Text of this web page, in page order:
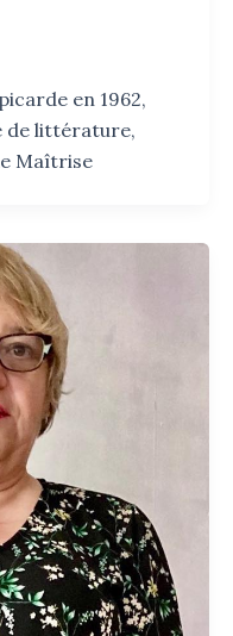
en 1962,
de littérature,
Maîtrise